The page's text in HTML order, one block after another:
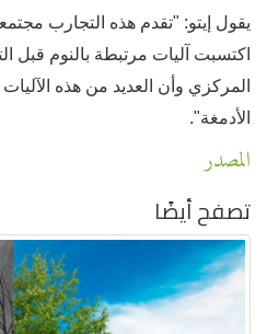
يقول إيتو: "تقدم هذه التجارب
اكتسبت آليات مرتبطة بالنوم قبل
المركزي وأن العديد من هذه
الأدمغة".
المصدر
تصفح أيضًا